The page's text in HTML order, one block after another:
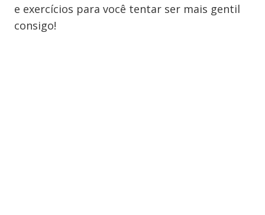
e exercícios para você tentar ser mais gentil
consigo!